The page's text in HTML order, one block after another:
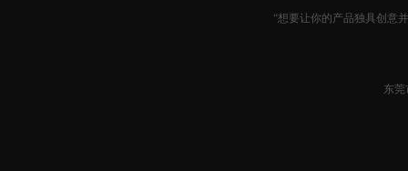
“想要让你的产品独具创意
东